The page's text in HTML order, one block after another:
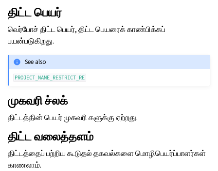
திட்ட பெயர்
வெர்போச் திட்ட பெயர், திட்ட பெயரைக் காண்பிக்கப்
பயன்படுகிறது.
See also
PROJECT_NAME_RESTRICT_RE
முகவரி ச்லக்
திட்டத்தின் பெயர் முகவரி களுக்கு ஏற்றது.
திட்ட வலைத்தளம்
திட்டத்தைப் பற்றிய கூடுதல் தகவல்களை மொழிபெயர்ப்பாளர்கள்
காணலாம்.